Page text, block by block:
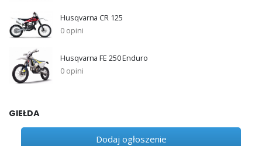
Husqvarna CR 125
0 opini
Husqvarna FE 250 Enduro
0 opini
GIEŁDA
Dodaj ogłoszenie